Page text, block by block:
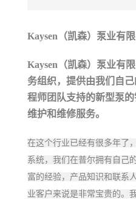
Kaysen（凯森）泵业有限
Kaysen（凯森）泵业有
务组织，提供由我们自
程师团队支持的新型泵的
维护和维修服务。
在这个行业已经有很多年了
系统，我们在普尔拥有自己
富的经验，产品知识和联系
业客户来说是非常宝贵的。